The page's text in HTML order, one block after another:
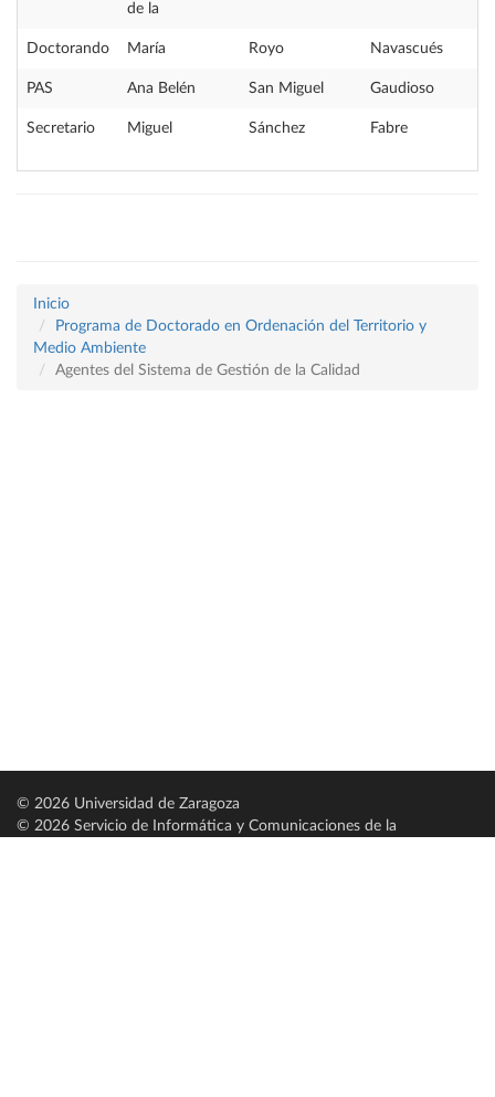
de la
Doctorando María Royo Navascués
PAS Ana Belén San Miguel Gaudioso
Secretario Miguel Sánchez Fabre
Inicio
Programa de Doctorado en Ordenación del Territorio y
Medio Ambiente
Agentes del Sistema de Gestión de la Calidad
© 2026 Universidad de Zaragoza
© 2026 Servicio de Informática y Comunicaciones de la